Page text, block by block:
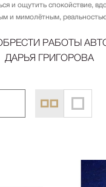
и ощутить спокойствие,
и мимолётным,
РАБОТЫ
ДАРЬЯ ГРИГОРОВА